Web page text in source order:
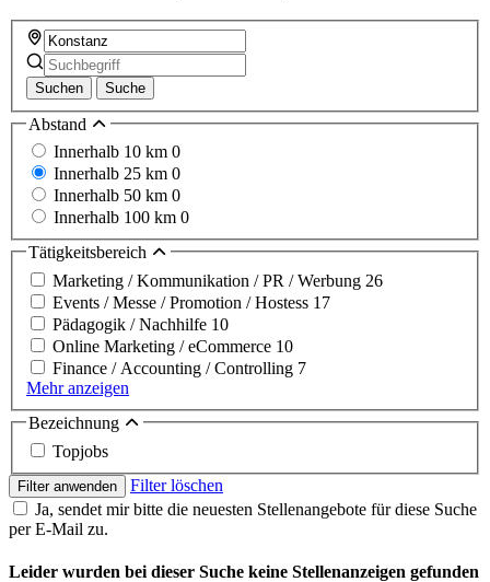
Suchen Suche
Abstand
Innerhalb 10 km 0
Innerhalb 25 km 0
Innerhalb 50 km 0
Innerhalb 100 km 0
Tätigkeitsbereich
Marketing / Kommunikation / PR / Werbung 26
Events / Messe / Promotion / Hostess 17
Pädagogik / Nachhilfe 10
Online Marketing / eCommerce 10
Finance / Accounting / Controlling 7
Mehr anzeigen
Bezeichnung
Topjobs
Filter anwenden
Filter löschen
Ja, sendet mir bitte die neuesten Stellenangebote für diese Suche
per E-Mail zu.
Leider wurden bei dieser Suche keine Stellenanzeigen gefunden